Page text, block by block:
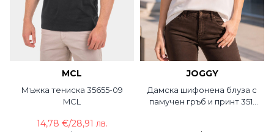
MCL
Мъжка тениска 35655-09
MCL
14,78 €/28,91 лв.
JOGGY
Дамска шифонена блуза с
памучен гръб и принт 351-